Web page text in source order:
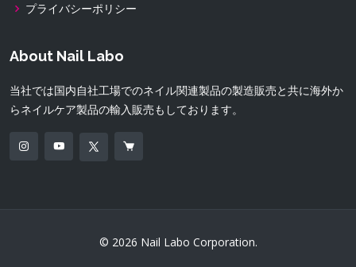
プライバシーポリシー
About Nail Labo
当社では国内自社工場でのネイル関連製品の製造販売と共に海外か
らネイルケア製品の輸入販売もしております。
© 2026 Nail Labo Corporation.